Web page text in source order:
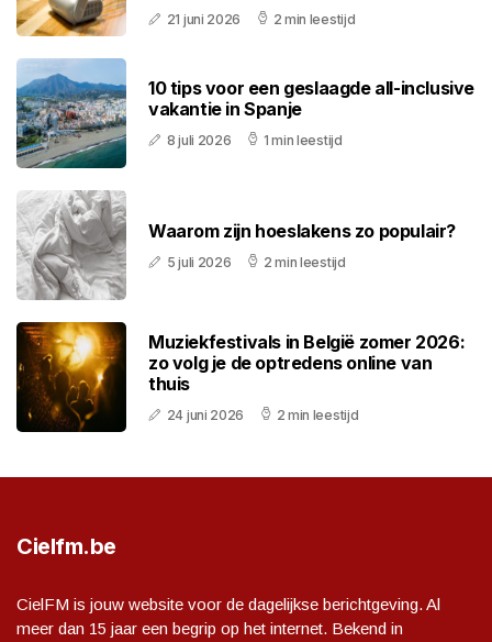
21 juni 2026 2 min leestijd
10 tips voor een geslaagde all-inclusive
vakantie in Spanje
8 juli 2026 1 min leestijd
Waarom zijn hoeslakens zo populair?
5 juli 2026 2 min leestijd
Muziekfestivals in België zomer 2026:
zo volg je de optredens online van
thuis
24 juni 2026 2 min leestijd
Cielfm.be
CielFM is jouw website voor de dagelijkse berichtgeving. Al
meer dan 15 jaar een begrip op het internet. Bekend in